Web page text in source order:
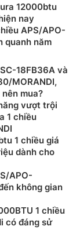
thiết nhưng
hiện vì còn
Sumikura giá
S-Clean
băng – thổi gió
quả hơn vì
và vi khuẩn
chờ 20 phút
12000btu
nay
APS/APO-
quanh năm
18FB36A và
MORANDI,
mua?
vượt trội
1 chiều
1 chiều giá
dành cho
APO-
không gian
1 chiều
có đáng sử